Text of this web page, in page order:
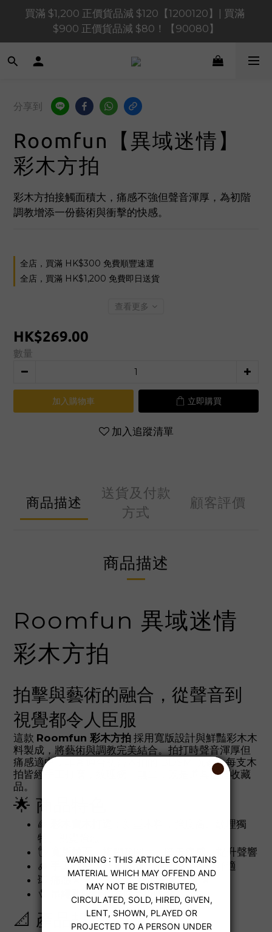
買滿 $1,200 正價貨品減 $120【1200120】| 買滿
$900 正價貨品減 $80！【90080】
買滿 $1,200 正價貨品減 $120【1200120】| 買滿
$900 正價貨品減 $80！【90080】
買滿 $600 正價貨品減 $40【60040】| 買滿 $400 正
📢 系統維護通知 – SHOPLINE Payments FPS將於
2026 年 8 月 9 日（日）凌晨 01:00 至 11:00 暫停交易
買滿 $1,200 正價貨品減 $120【1200120】| 買滿
$900 正價貨品減 $80！【90080】
分享到
Roomfun【異域迷情】
彩木方拍
彩木方拍接觸面積大，痛感不強但聲音渾厚，為初階
調教增添一份藝術與衝擊的快感。
全店，買滿 HK$300 免費順豐速運
全店，買滿 HK$1,200 免費即日送貨
查看更多
HK$269.00
數量
加入購物車 立即購買
加入追蹤清單
商品描述
送貨及付款
方式
顧客評價
商品描述
Roomfun 異域迷情
彩木方拍
拍擊與藝術的融合，從聲音到
視覺都令人臣服
這款 Roomfun 彩木方拍 採用寬版設計與鮮豔彩木木
料製成，將藝術與調教完美結合。拍打時聲音渾厚但
痛感適中，非常適合初嘗木拍的 BDSM 玩家。每支木
拍皆經手工打磨，紋理獨一無二，既是道具也是收藏
品。
🌟 商品特色
🌈
新型木料，強度高、紋理獨
特、視覺強烈
🖐️
接觸範圍大，降低痛感、提升聲響
🪵
手工打磨：表面平滑、不刮膚，握感舒適
💥
痛感★★★★☆、聲音★★★☆☆
🧷
吊繩孔設計：方便吊掛收納
📐 產品規格